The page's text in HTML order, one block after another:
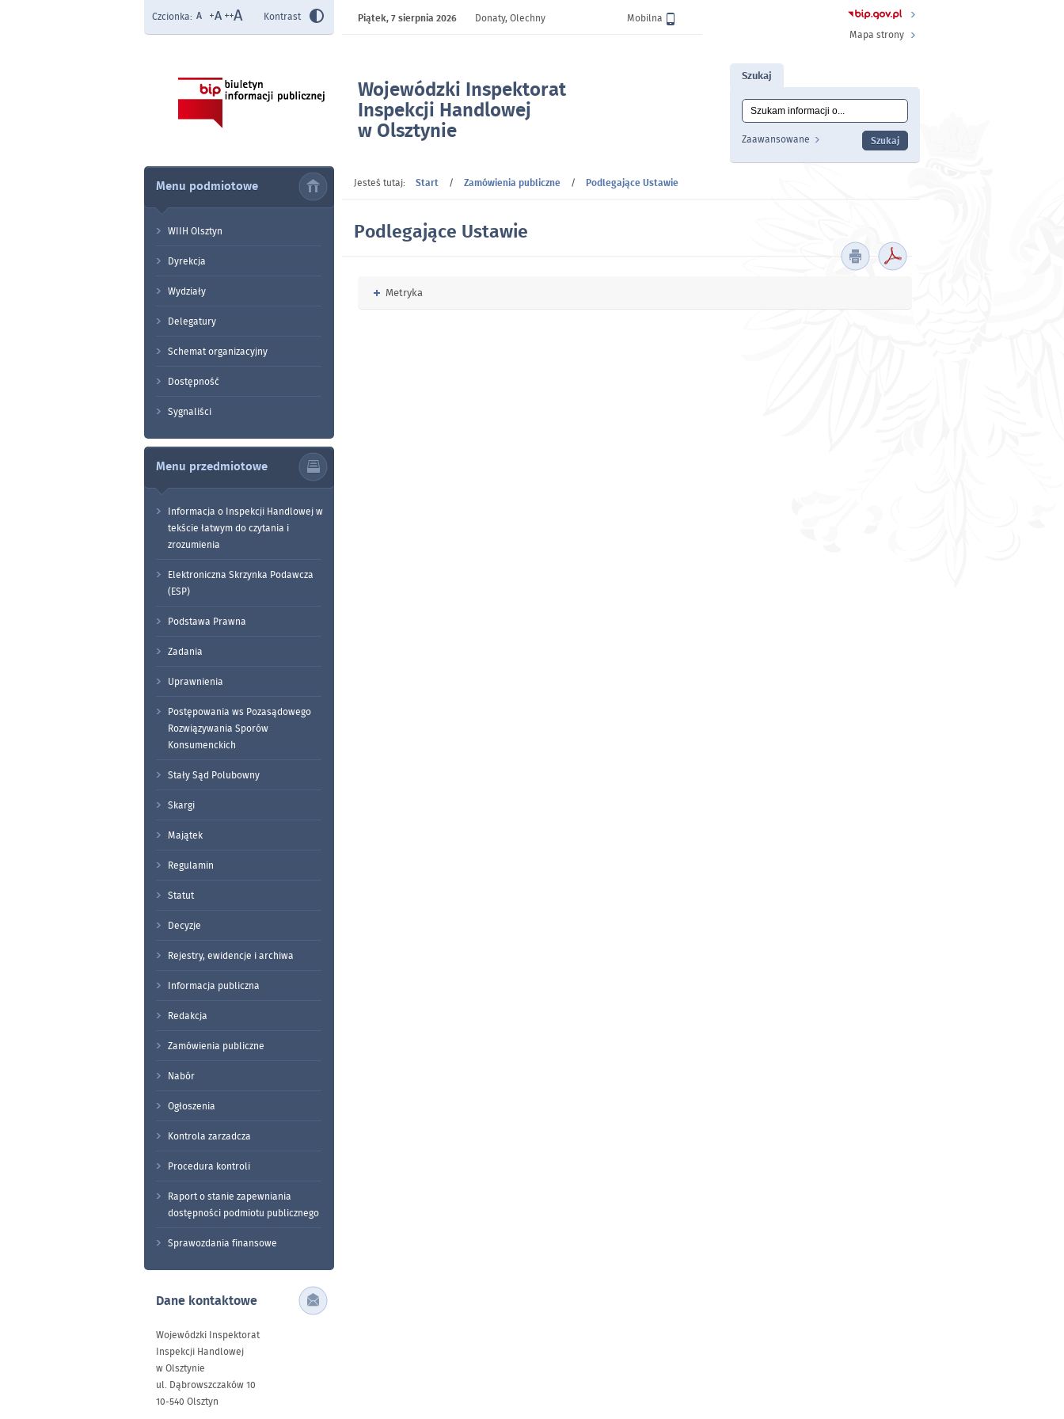
Wojewódzki Inspektorat
Inspekcji Handlowej
w Olsztynie
Czcionka: Kontrast Wersja
Mobilna
Piątek,7 sierpnia 2026
Donaty, Olechny
Mapa strony
Szukaj
Wyszukiwanie
Zaawansowane
Menu podmiotowe
WIIH Olsztyn
Dyrekcja
Wydziały
Delegatury
Schemat organizacyjny
Dostępność
Sygnaliści
Menu przedmiotowe
Informacja o Inspekcji Handlowej w
tekście łatwym do czytania i
zrozumienia
Elektroniczna Skrzynka Podawcza
(ESP)
Podstawa Prawna
Zadania
Uprawnienia
Postępowania ws Pozasądowego
Rozwiązywania Sporów
Konsumenckich
Stały Sąd Polubowny
Skargi
Majątek
Regulamin
Statut
Decyzje
Rejestry, ewidencje i archiwa
Informacja publiczna
Redakcja
Zamówienia publiczne
Nabór
Ogłoszenia
Kontrola zarzadcza
Procedura kontroli
Raport o stanie zapewniania
dostępności podmiotu publicznego
Sprawozdania finansowe
Dane kontaktowe
Wojewódzki Inspektorat
Inspekcji Handlowej
w Olsztynie
ul. Dąbrowszczaków 10
10-540 Olsztyn
Jesteś tutaj: Start / Zamówienia publiczne / Podlegające Ustawie
Podlegające Ustawie
Rozwiń
Metryka